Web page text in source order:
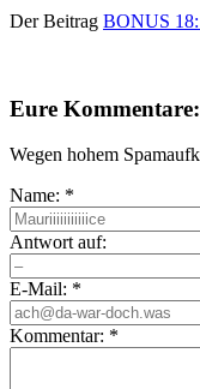
Der Beitrag BONUS
Eure Kommentare:
Wegen hohem
Name: *
Antwort auf:
E-Mail: *
Kommentar: *